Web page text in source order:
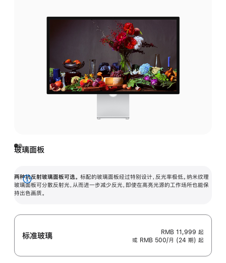
玻璃面板
两种抗反射玻璃面板可选。 标配的玻璃面板经过特别设计，反光率极低。纳米纹理
玻璃面板可分散反射光，从而进一步减少反光，即使在高亮光源的工作场所也能保
持出色画质。
展
开
标准玻璃 RMB 11,999 起
或 RMB 500/月 (24 期) 起